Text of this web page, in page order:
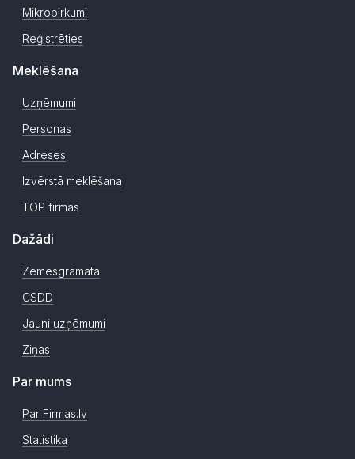
Mikropirkumi
Reģistrēties
Meklēšana
Uzņēmumi
Personas
Adreses
Izvērstā meklēšana
TOP firmas
Dažādi
Zemesgrāmata
CSDD
Jauni uzņēmumi
Ziņas
Par mums
Par Firmas.lv
Statistika